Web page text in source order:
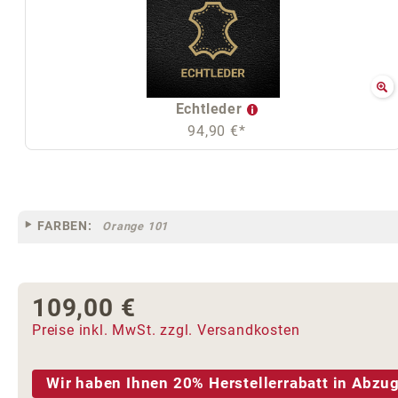
Echtleder
94,90 €*
FARBEN: Orange 101
Regulärer Preis:
109,00 €
Preise inkl. MwSt. zzgl. Versandkosten
Wir haben Ihnen 20% Herstellerrabatt in